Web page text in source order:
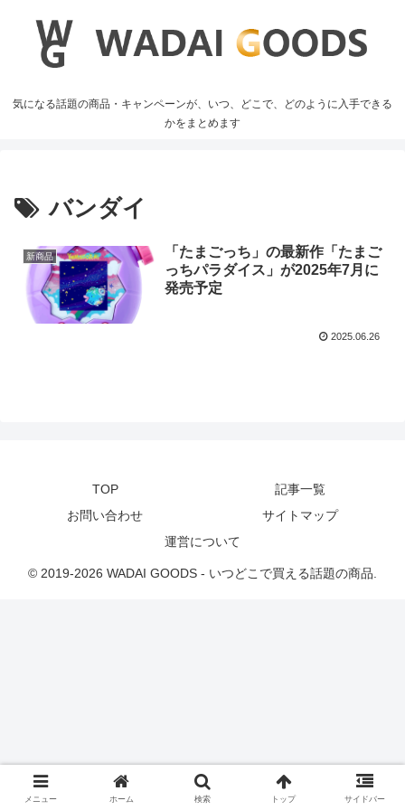
気になる話題の商品・キャンペーンが、いつ、どこで、どのように入手できる
かをまとめます
バンダイ
新商品
「たまごっち」の最新作「たまご
っちパラダイス」が2025年7月に
発売予定
2025.06.26
TOP
記事一覧
お問い合わせ
サイトマップ
運営について
© 2019-2026 WADAI GOODS - いつどこで買える話題の商品.
メニュー ホーム 検索 トップ サイドバー